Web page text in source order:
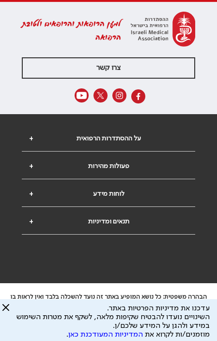
למען הרופאות והרופאים ולטובת
הרפואה
צרו קשר
+ על ההסתדרות הרפואית
+ פעולות מהירות
+ לוחות מידע
+ תנאים ומדיניות
הבהרה משפטית: כל נושא המופיע באתר זה נועד להשכלה בלבד ואין לראות בו
ייעוץ רפואי או משפטי. אין הר"י אחראית לתוכן המתפרסם באתר זה ולכל נזק
שעלול להיגרם.
ידוע לי שהר"י אוספת ושומרת מידע אישי לצורך מתן השרות וכי חלק ממנו עשוי
להיות מועבר לצדדים שלישיים, הכל בכפוף למדיניות הפרטיות
עדכנו את מדיניות הפרטיות באתר.
השינויים נועדו להבטיח שקיפות מלאה, לשקף את מטרות השימוש
במידע ולהגן על המידע שלכם/ן.
מוזמנים/ות לקרוא את המדיניות המעודכנת כאן.